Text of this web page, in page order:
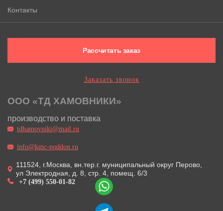
Контакты
Рассчитать заказ
Заказать звонок
ООО «ТД ХАМОВНИКИ»
производство и поставка
tdhamovniki@mail.ru
info@kmc-poddon.ru
111524, г.Москва, вн.тер.г. муниципальный округ Перово,
ул Электродная, д. 8, стр. 4, помещ. 6/3
+7 (499) 550-01-82